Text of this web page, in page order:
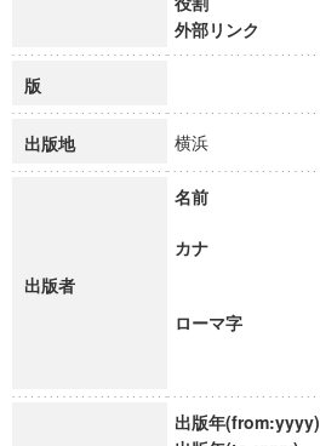
外部リンク
版
出版地 横浜
出版者
名前
カナ
ローマ字
出版年(from:yyyy)